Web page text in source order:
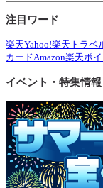
注目ワード
楽天Yahoo!楽天トラベ
カードAmazon楽天ポイ
イベント・特集情報